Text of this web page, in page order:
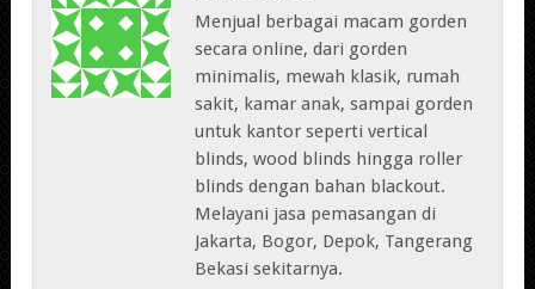
Menjual berbagai macam gorden
secara online, dari gorden
minimalis, mewah klasik, rumah
sakit, kamar anak, sampai gorden
untuk kantor seperti vertical
blinds, wood blinds hingga roller
blinds dengan bahan blackout.
Melayani jasa pemasangan di
Jakarta, Bogor, Depok, Tangerang
Bekasi sekitarnya.